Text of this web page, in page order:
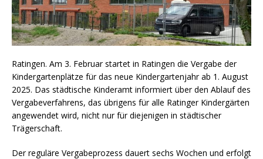
Ratingen. Am 3. Februar startet in Ratingen die Vergabe der
Kindergartenplätze für das neue Kindergartenjahr ab 1. August
2025. Das städtische Kinderamt informiert über den Ablauf des
Vergabeverfahrens, das übrigens für alle Ratinger Kindergärten
angewendet wird, nicht nur für diejenigen in städtischer
Trägerschaft.
Der reguläre Vergabeprozess dauert sechs Wochen und erfolgt